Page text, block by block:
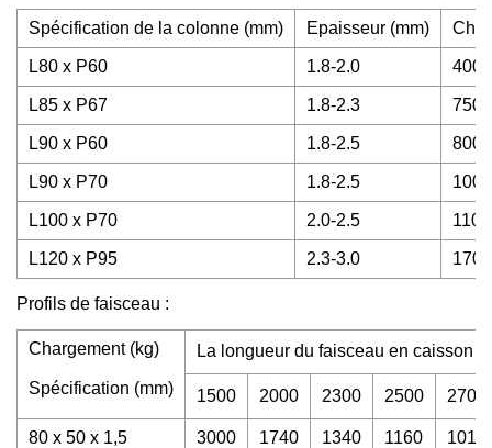
Spécification de la colonne (mm) Epaisseur (mm)
L80 x P60 1.8-2.0
L85 x P67 1.8-2.3
L90 x P60 1.8-2.5
L90 x P70 1.8-2.5
L100 x P70 2.0-2.5
L120 x P95 2.3-3.0
Profils de faisceau :
Chargement (kg)
Spécification (mm)
La longueur du faisceau en caisson
1500 2000 2300 2500 2700
80 x 50 x 1,5 3000 1740 1340 1160 1010